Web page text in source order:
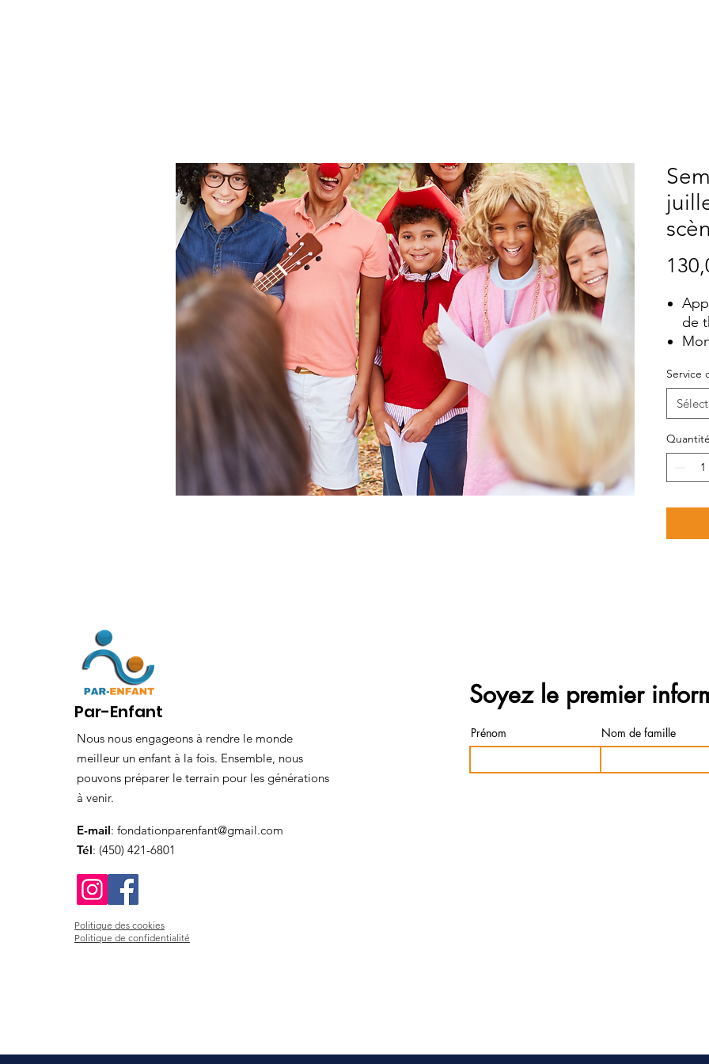
de
...
Service
Quantité
Par-Enfant
Nous nous engageons à rendre le monde
meilleur un enfant à la fois. Ensemble, nous
pouvons préparer le terrain pour les générations
à venir.
E-mail: fondationparenfant@gmail.com
Tél: (450) 421-6801
Politique des cookies
Politique de confidentialité
Soyez le premier
Prénom Nom de famille